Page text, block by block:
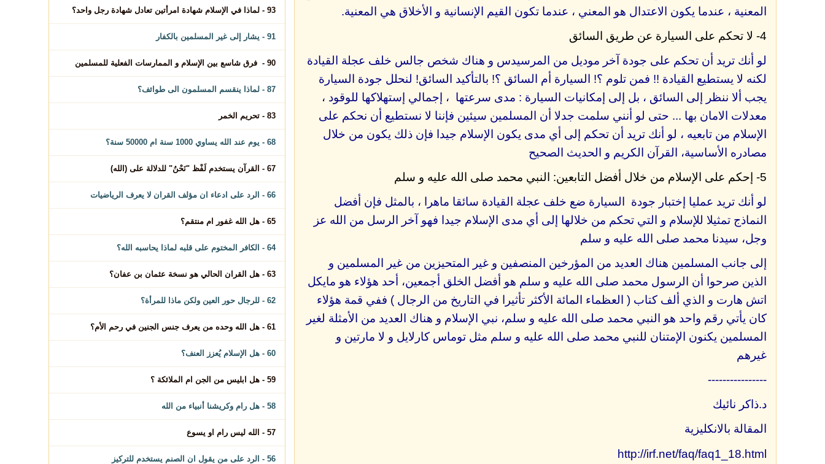
المعنية ، عندما يكون الاعتدال هو المعني ، عندما تكون القيم الإنسانية و الأخلاق هي المعنية.
4- لا تحكم على السيارة عن طريق السائق
لو أنك تريد أن تحكم على جودة آخر موديل من المرسيدس و هناك شخص جالس خلف عجلة القيادة
لكنه لا يستطيع القيادة !! فمن تلوم ؟! السيارة أم السائق ؟! بالتأكيد السائق! لنحلل جودة السيارة
يجب ألا ننظر إلى السائق ، بل إلى إمكانيات السيارة : مدى سرعتها ، إجمالي إستهلاكها للوقود ،
معدلات اﻻمان بها ... حتى لو أنني سلمت جدلا أن المسلمين سيئين فإننا لا نستطيع أن نحكم على
الإسلام من تابعيه ، لو أنك تريد أن تحكم إلى أي مدى يكون الإسلام جيدا فإن ذلك يكون من خلال
مصادره الأساسية، القرآن الكريم و الحديث الصحيح
5- إحكم على الإسلام من خلال أفضل التابعين: النبي محمد صلى الله عليه و سلم
لو أنك تريد عمليا إختبار جودة السيارة ضع خلف عجلة القيادة سائقا ماهرا ، بالمثل فإن أفضل
النماذج تمثيلا للإسلام و التي تحكم من خلالها إلى أي مدى الإسلام جيدا فهو آخر الرسل من الله عز
وجل، سيدنا محمد صلى الله عليه و سلم
إلى جانب المسلمين هناك العديد من المؤرخين المنصفين و غير المتحيزين من غير المسلمين و
الذين صرحوا أن الرسول محمد صلى الله عليه و سلم هو أفضل الخلق أجمعين، أحد هؤلاء هو مايكل
اتش هارت و الذي ألف كتاب ( العظماء المائة الأكثر تأثيرا في التاريخ من الرجال ) ففي قمة هؤلاء
كان يأتي رقم واحد هو النبي محمد صلى الله عليه و سلم، نبي الإسلام و هناك العديد من الأمثلة لغير
المسلمين يكنون الإمتنان للنبي محمد صلى الله عليه و سلم مثل توماس كارلايل و لا مارتين و
غيرهم
----------------
د.ذاكر نائيك
المقالة بالانكليزية
http://irf.net/faq/faq1_18.html
93 - لماذا في الإسلام شهادة امرأتين تعادل شهادة رجل واحد؟
91 - يشار إلى غير المسلمين بالكفار
90 - فرق شاسع بين الإسلام و الممارسات الفعلية للمسلمين
87 - لماذا ينقسم المسلمون الى طوائف؟
83 - تحريم الخمر
68 - يوم عند الله يساوي 1000 سنة ام 50000 سنة؟
67 - القرآن يستخدم لَفْظ "نَحْنُ" للدلالة على (الله)
66 - الرد على ادعاء ان مؤلف القران لا يعرف الرياضيات
65 - هل الله غفور ام منتقم؟
64 - الكافر المختوم على قلبه لماذا يحاسبه الله؟
63 - هل القران الحالي هو نسخة عثمان بن عفان؟
62 - للرجال حور العين ولكن ماذا للمرأة؟
61 - هل الله وحده من يعرف جنس الجنين في رحم الأم؟
60 - هل الإسلام يُعزز العنف؟
59 - هل ابليس من الجن ام الملائكة ؟
58 - هل رام وكريشنا أنبياء من الله
57 - الله ليس رام او يسوع
56 - الرد على من يقول ان الصنم يستخدم للتركيز